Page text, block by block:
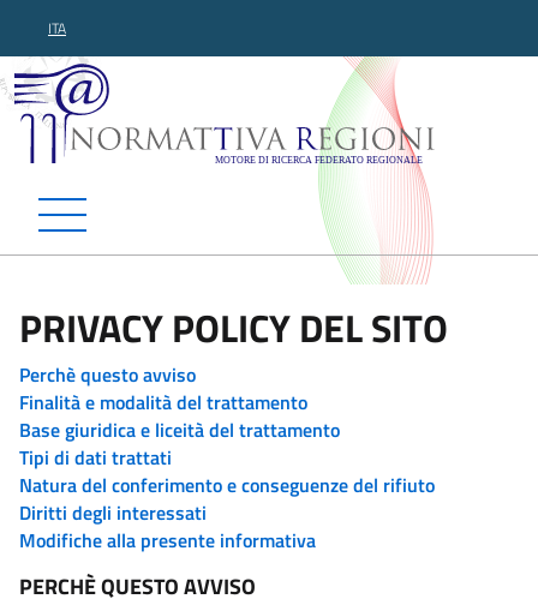
ITA
Normattiva Regioni -
PRIVACY POLICY DEL SITO
Perchè questo avviso
Finalità e modalità del trattamento
Base giuridica e liceità del trattamento
Tipi di dati trattati
Natura del conferimento e conseguenze del rifiuto
Diritti degli interessati
Modifiche alla presente informativa
PERCHÈ QUESTO AVVISO